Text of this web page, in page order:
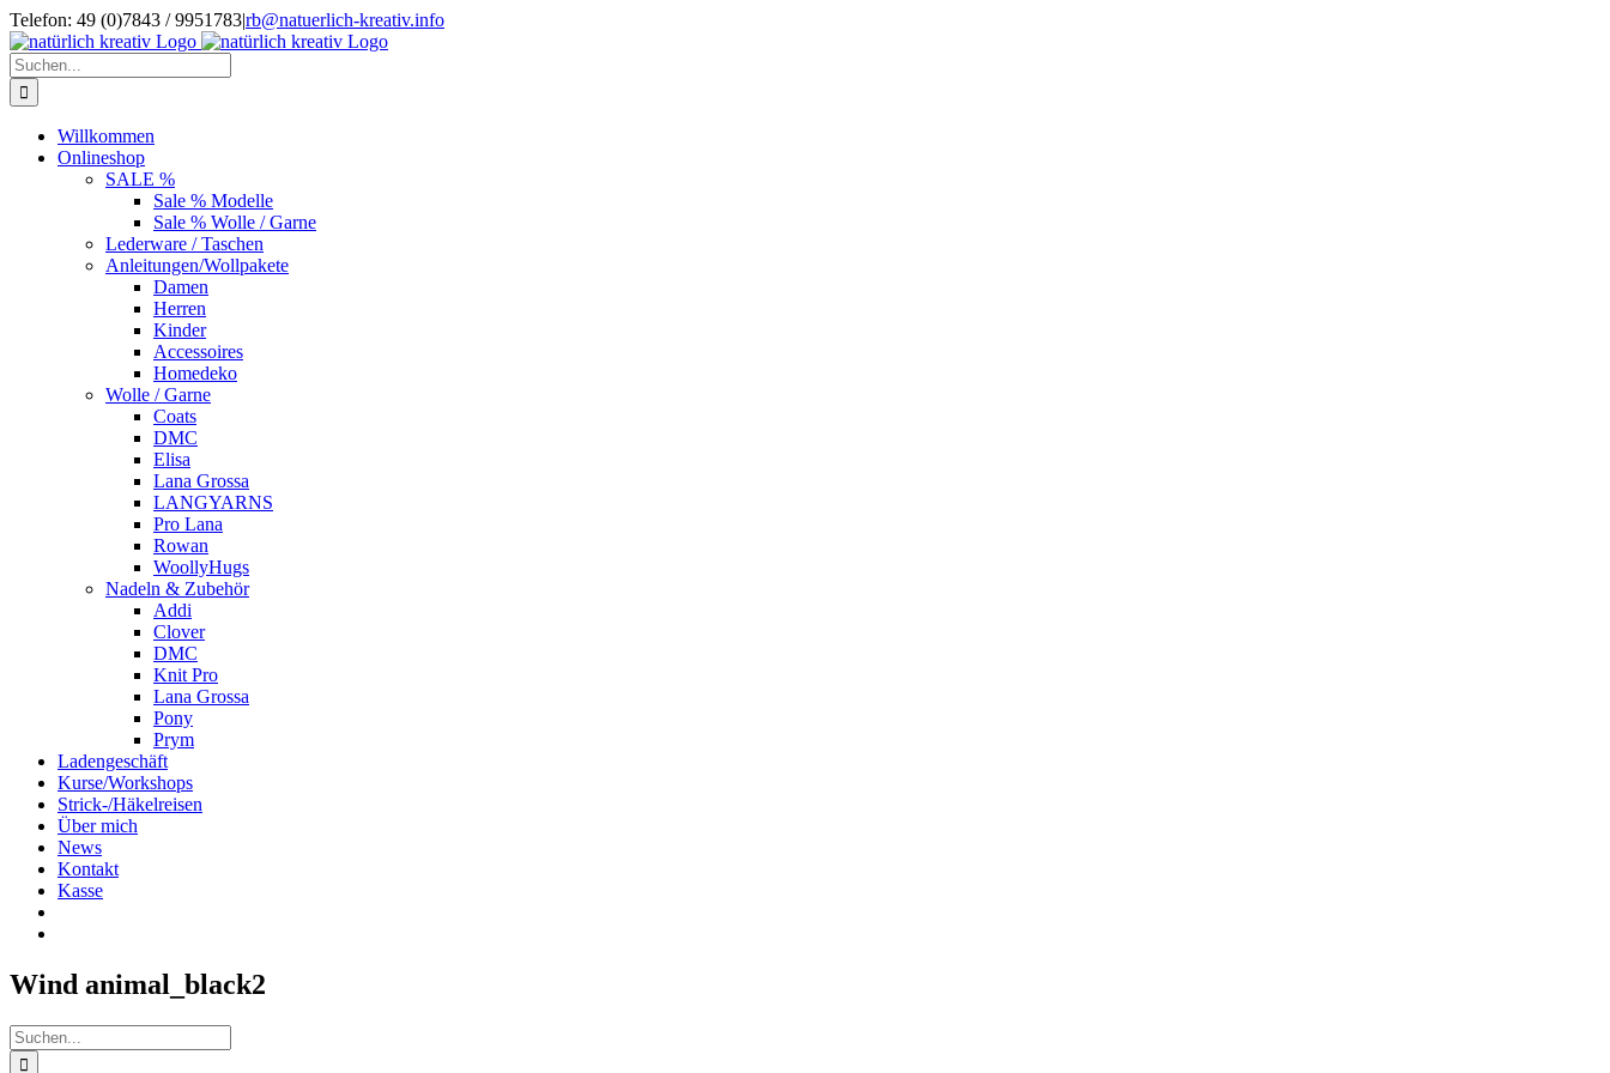
Zum
Inhalt
springen
Telefon: 49 (0)7843 / 9951783|rb@natuerlich-kreativ.info
Suche
nach:
Willkommen
Onlineshop
SALE %
Sale % Modelle
Sale % Wolle / Garne
Lederware / Taschen
Anleitungen/Wollpakete
Damen
Herren
Kinder
Accessoires
Homedeko
Wolle / Garne
Coats
DMC
Elisa
Lana Grossa
LANGYARNS
Pro Lana
Rowan
WoollyHugs
Nadeln & Zubehör
Addi
Clover
DMC
Knit Pro
Lana Grossa
Pony
Prym
Ladengeschäft
Kurse/Workshops
Strick-/Häkelreisen
Über mich
News
Kontakt
Kasse
Wind animal_black2
Suche
nach: